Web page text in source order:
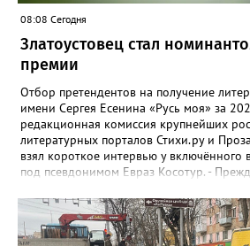
08:08 Сегодня
Златоустовец стал
премии
Отбор претендентов на получение
имени Сергея Есенина «Русь моя» за
редакционная комиссия крупнейших
литературных порталов Стихи.ру и
взял короткое интервью у включённого
под псевдонимом Евраз Косотур. -
«Русь моя» ежегодная, её вручают в
великого русского поэта. Я о ней узнал
подал заявку, особо ни на что не